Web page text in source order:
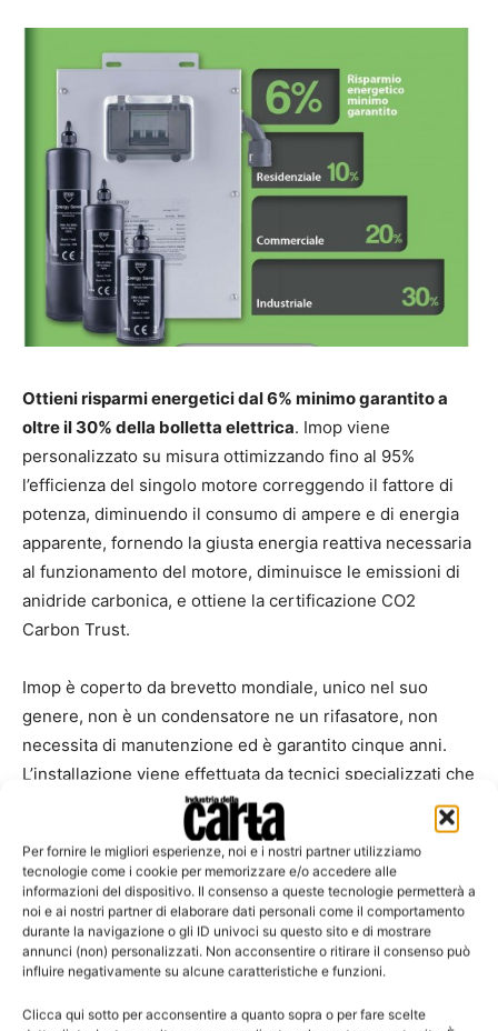
Per fornire le migliori esperienze, noi e i nostri partner utilizziamo
tecnologie come i cookie per memorizzare e/o accedere alle
informazioni del dispositivo. Il consenso a queste tecnologie permetterà a
noi e ai nostri partner di elaborare dati personali come il comportamento
durante la navigazione o gli ID univoci su questo sito e di mostrare
annunci (non) personalizzati. Non acconsentire o ritirare il consenso può
influire negativamente su alcune caratteristiche e funzioni.
Clicca qui sotto per acconsentire a quanto sopra o per fare scelte
Ottieni risparmi energetici dal 6% minimo garantito a
oltre il 30% della bolletta elettrica. Imop viene
personalizzato su misura ottimizzando fino al 95%
l’efficienza del singolo motore correggendo il fattore di
potenza, diminuendo il consumo di ampere e di energia
apparente, fornendo la giusta energia reattiva necessaria
al funzionamento del motore, diminuisce le emissioni di
anidride carbonica, e ottiene la certificazione CO2
Carbon Trust.
Imop è coperto da brevetto mondiale, unico nel suo
genere, non è un condensatore ne un rifasatore, non
necessita di manutenzione ed è garantito cinque anni.
L’installazione viene effettuata da tecnici specializzati che
rilasciano la garanzia di conformità alle normative vigenti.
Beam Power Energysi avvale della partnership con
Progetti di Grugliasco, la quale fornisce soluzioni
innovative e d’avanguardia per lo sviluppo e l’impiego
dell’Imop Energy Saver.
Beam Power Energy esegue gratuitamente la diagnosi